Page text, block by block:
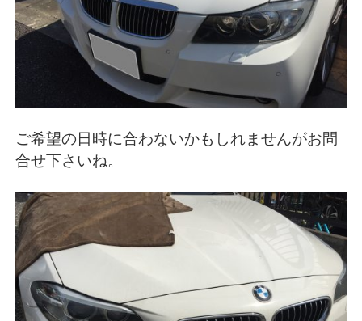
ご希望の日時に合わないかもしれませんがお問
合せ下さいね。